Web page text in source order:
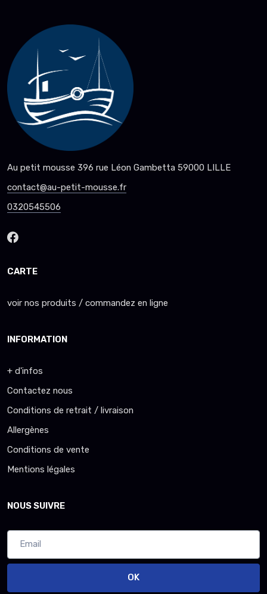
Au petit mousse 396 rue Léon Gambetta 59000 LILLE
contact@au-petit-mousse.fr
0320545506
CARTE
voir nos produits / commandez en ligne
INFORMATION
+ d'infos
Contactez nous
Conditions de retrait / livraison
Allergènes
Conditions de vente
Mentions légales
NOUS SUIVRE
OK